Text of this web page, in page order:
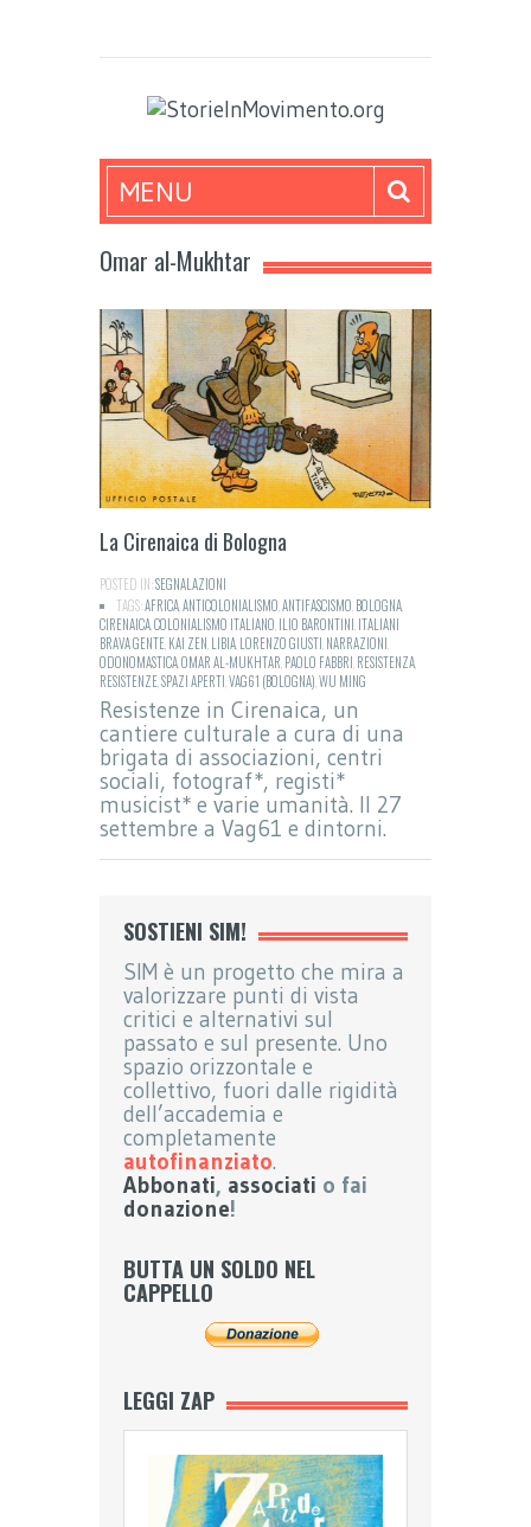
MENU
Omar al-Mukhtar
La Cirenaica di Bologna
POSTED IN:SEGNALAZIONI
TAGS:AFRICAANTICOLONIALISMO ANTIFASCISMO BOLOGNA
CIRENAICACOLONIALISMO ITALIANO ILIO BARONTINI ITALIANI
BRAVA GENTE KAI ZEN LIBIA LORENZO GIUSTI NARRAZIONI
ODONOMASTICAOMAR AL-MUKHTAR PAOLO FABBRI RESISTENZA
RESISTENZESPAZI APERTI VAG61 (BOLOGNA) WU MING
Resistenze in Cirenaica, un
cantiere culturale a cura di una
brigata di associazioni, centri
sociali, fotograf*, registi*
musicist* e varie umanità. Il 27
settembre a Vag61 e dintorni.
SOSTIENI SIM!
SIM è un progetto che mira a
valorizzare punti di vista
critici e alternativi sul
passato e sul presente. Uno
spazio orizzontale e
collettivo, fuori dalle rigidità
dell’accademia e
completamente
autofinanziato.
Abbonati, associati o fai
donazione!
BUTTA UN SOLDO NEL
CAPPELLO
LEGGI ZAP